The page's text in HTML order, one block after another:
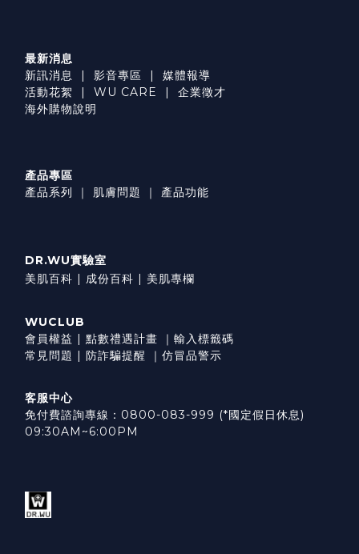
最新消息
新訊消息
| 影音專區 | 媒體報導
活動花絮
| WU CARE | 企業徵才
海外購物說明
產品專區
產品系列
｜ 肌膚問題 ｜ 產品功能
DR.WU實驗室
美肌百科 | 成份百科 | 美肌專欄
WUCLUB
會員權益 | 點數禮遇計畫 ｜ 輸入標籤碼
常見問題 | 防詐騙提醒 ｜ 仿冒品警示
客服中心
免付費諮詢專線：0800-083-999 (*國定假日休息)
09:30AM~6:00PM